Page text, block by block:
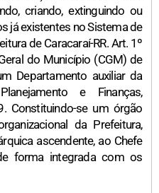
criando, extinguindo ou
já existentes no Sistema de
de Caracaraí-RR. Art. 1º
do Município (CGM) de
Departamento auxiliar da
e Finanças,
Constituindo-se um órgão
da Prefeitura,
ascendente, ao Chefe
forma integrada com os